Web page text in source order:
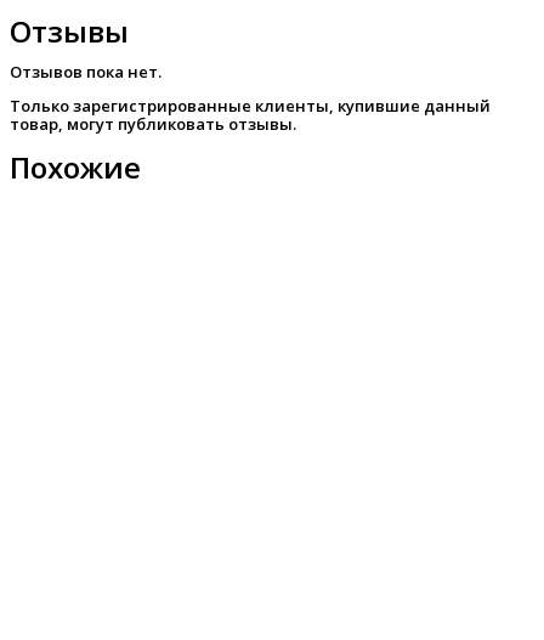
Отзывы
Отзывов пока нет.
Только зарегистрированные клиенты, купившие данный
товар, могут публиковать отзывы.
Похожие